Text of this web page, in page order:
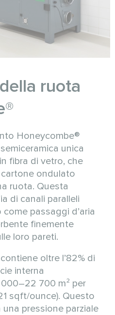
ruota
Honeycombe®
unica
fibra di vetro, che
ondulato
ruota. Questa
di canali paralleli
passaggi d’aria
finemente
loro pareti.
oltre l’82% di
interna
700 m² per
sqft/ounce). Questo
pressione parziale